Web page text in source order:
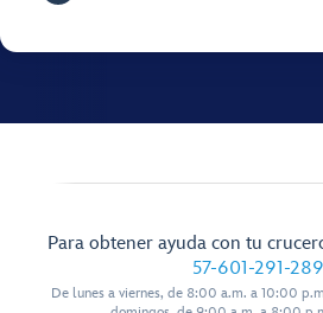
Para obtener ayuda con tu
57-601-291-
De lunes a viernes, de 8:00 a.m. a 10:00